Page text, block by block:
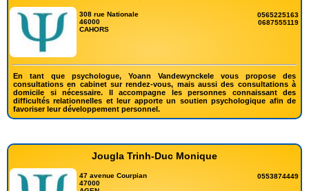
308 rue Nationale
46000
CAHORS
0565225163
0687555119
En tant que psychologue, Yoann Vandewynckele vous propose des
consultations en cabinet sur rendez-vous, mais aussi des consultations à
domicile si nécessaire. Il accompagne les personnes connaissant des
difficultés relationnelles et leur apporte un soutien psychologique afin de
favoriser leur développement personnel.
Jougla Trinh-Duc Monique
47 avenue Courpian
47000
0553874449